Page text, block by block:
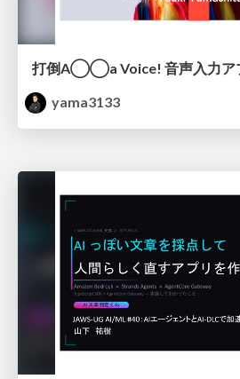
打倒A◯◯a Voice! 音声入力ア
yama3133